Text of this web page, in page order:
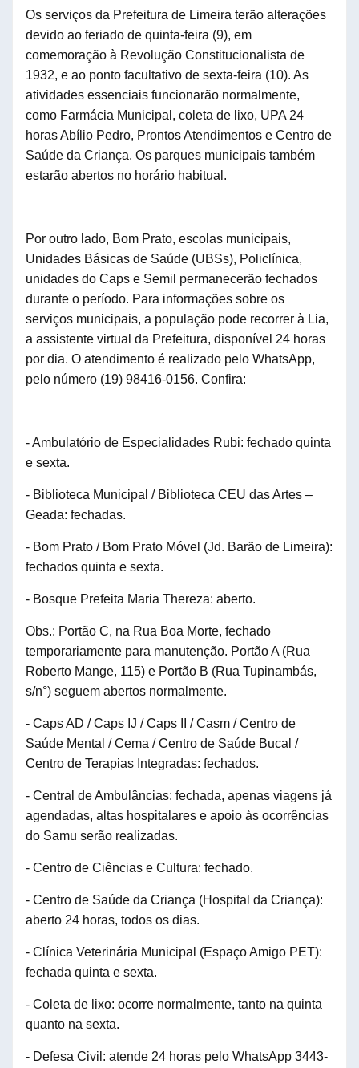
Os serviços da Prefeitura de Limeira terão alterações
devido ao feriado de quinta-feira (9), em
comemoração à Revolução Constitucionalista de
1932, e ao ponto facultativo de sexta-feira (10). As
atividades essenciais funcionarão normalmente,
como Farmácia Municipal, coleta de lixo, UPA 24
horas Abílio Pedro, Prontos Atendimentos e Centro de
Saúde da Criança. Os parques municipais também
estarão abertos no horário habitual.
Por outro lado, Bom Prato, escolas municipais,
Unidades Básicas de Saúde (UBSs), Policlínica,
unidades do Caps e Semil permanecerão fechados
durante o período. Para informações sobre os
serviços municipais, a população pode recorrer à Lia,
a assistente virtual da Prefeitura, disponível 24 horas
por dia. O atendimento é realizado pelo WhatsApp,
pelo número (19) 98416-0156. Confira:
- Ambulatório de Especialidades Rubi: fechado quinta
e sexta.
- Biblioteca Municipal / Biblioteca CEU das Artes –
Geada: fechadas.
- Bom Prato / Bom Prato Móvel (Jd. Barão de Limeira):
fechados quinta e sexta.
- Bosque Prefeita Maria Thereza: aberto.
Obs.: Portão C, na Rua Boa Morte, fechado
temporariamente para manutenção. Portão A (Rua
Roberto Mange, 115) e Portão B (Rua Tupinambás,
s/n°) seguem abertos normalmente.
- Caps AD / Caps IJ / Caps II / Casm / Centro de
Saúde Mental / Cema / Centro de Saúde Bucal /
Centro de Terapias Integradas: fechados.
- Central de Ambulâncias: fechada, apenas viagens já
agendadas, altas hospitalares e apoio às ocorrências
do Samu serão realizadas.
- Centro de Ciências e Cultura: fechado.
- Centro de Saúde da Criança (Hospital da Criança):
aberto 24 horas, todos os dias.
- Clínica Veterinária Municipal (Espaço Amigo PET):
fechada quinta e sexta.
- Coleta de lixo: ocorre normalmente, tanto na quinta
quanto na sexta.
- Defesa Civil: atende 24 horas pelo WhatsApp 3443-